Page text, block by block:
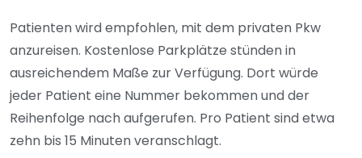
Patienten wird empfohlen, mit dem privaten Pkw
anzureisen. Kostenlose Parkplätze stünden in
ausreichendem Maße zur Verfügung. Dort würde
jeder Patient eine Nummer bekommen und der
Reihenfolge nach aufgerufen. Pro Patient sind etwa
zehn bis 15 Minuten veranschlagt.